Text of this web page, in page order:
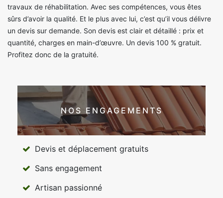
travaux de réhabilitation. Avec ses compétences, vous êtes
sûrs d’avoir la qualité. Et le plus avec lui, c’est qu’il vous délivre
un devis sur demande. Son devis est clair et détaillé : prix et
quantité, charges en main-d’œuvre. Un devis 100 % gratuit.
Profitez donc de la gratuité.
NOS ENGAGEMENTS
Devis et déplacement gratuits
Sans engagement
Artisan passionné